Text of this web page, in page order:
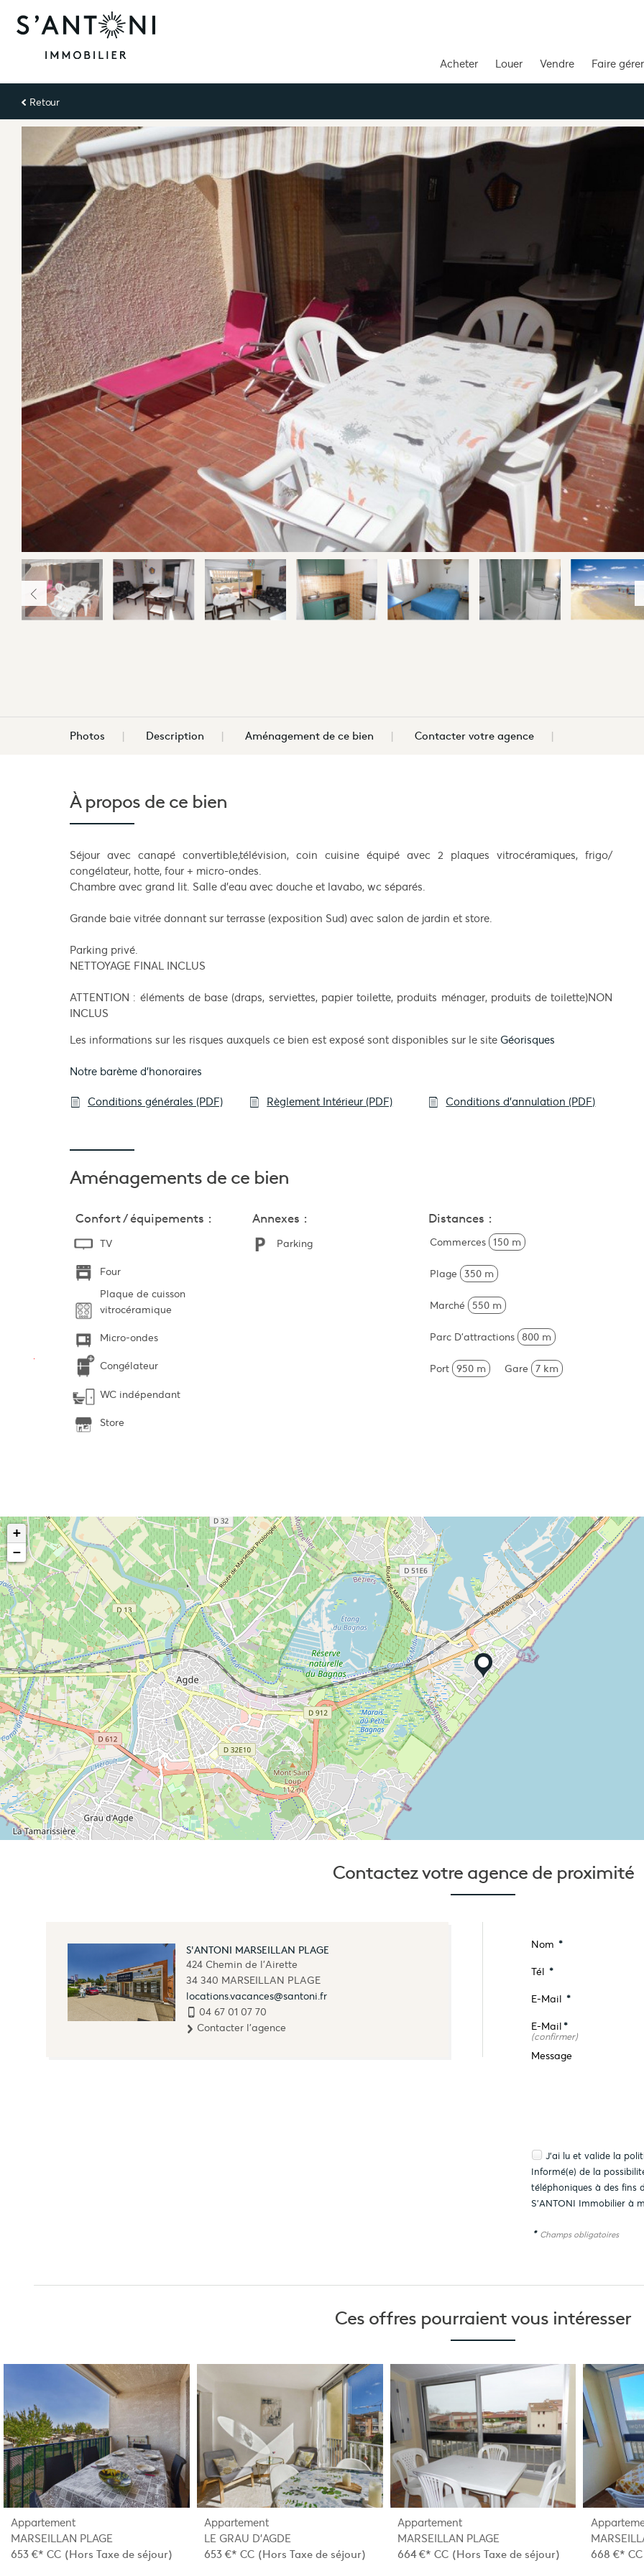
Acheter Louer Vendre Faire gérer
Retour
Photos Description Aménagement de ce bien Contacter votre agence
À propos de ce bien
Séjour avec canapé convertible,télévision, coin cuisine équipé avec 2 plaques vitrocéramiques, frigo/
congélateur, hotte, four + micro-ondes.
Chambre avec grand lit. Salle d'eau avec douche et lavabo, wc séparés.
Grande baie vitrée donnant sur terrasse (exposition Sud) avec salon de jardin et store.
Parking privé.
NETTOYAGE FINAL INCLUS
ATTENTION : éléments de base (draps, serviettes, papier toilette, produits ménager, produits de toilette)NON
INCLUS
Les informations sur les risques auxquels ce bien est exposé sont disponibles sur le site Géorisques
Notre barème d'honoraires
Conditions générales (PDF) Règlement Intérieur (PDF) Conditions d'annulation (PDF)
Aménagements de ce bien
Confort / équipements :
TV
Four
Plaque de cuisson
vitrocéramique
Micro-ondes
Congélateur
WC indépendant
Store
Annexes :
Parking
Distances :
Commerces 150 m
Plage 350 m
Marché 550 m
Parc D'attractions 800 m
Port 950 m Gare 7 km
+
−
Contactez votre agence de proximité
S'ANTONI MARSEILLAN PLAGE
424 Chemin de l'Airette
34 340 MARSEILLAN PLAGE
locations.vacances@santoni.fr
04 67 01 07 70
Contacter l'agence
Nom *
Tél *
E-Mail *
E-Mail*
(confirmer)
Message
J'ai lu et valide la
Informé(e) de la
téléphoniques à des fins
S'ANTONI Immobilier à
* Champs obligatoires
Ces offres pourraient vous intéresser
Appartement
MARSEILLAN PLAGE
653 €*CC (Hors Taxe de séjour)
Appartement
LE GRAU D'AGDE
653 €*CC (Hors Taxe de séjour)
Appartement
MARSEILLAN PLAGE
664 €* CC(Hors Taxe de séjour) 668 €* CC